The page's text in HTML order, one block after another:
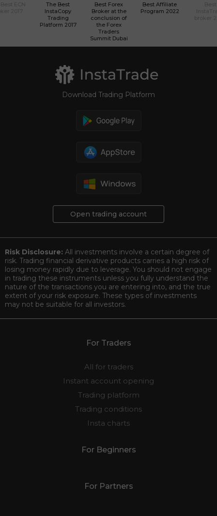
The Best
InstaCopy
Trading
Platform 2017
Best Forex
Broker at the
conclusion of
the Forex
Traders
Summit Dubai
Best Affiliate
Program 2022
Download Trading Platform
Open trading account
Risk Disclosure: All investments involve a certain degree of
risk. Trading financial derivative products carries a high risk of
losing money rapidly due to leverage. You should not engage
in trading these instruments unless you fully understand the
nature of the transactions you are entering into, and the true
extent of your risk exposure. These types of investments
may not be suitable for all investors.
For Traders
All for traders
Instant account opening
Trading platform
Trading conditions
Insta charts
For Beginners
For Partners